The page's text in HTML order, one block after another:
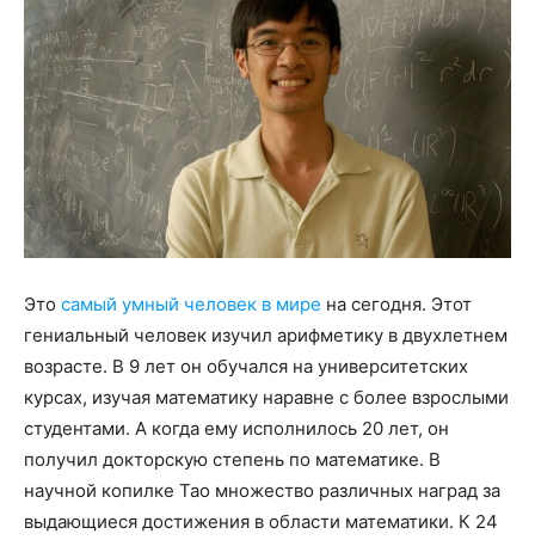
Это самый умный человек в мире на сегодня. Этот
гениальный человек изучил арифметику в двухлетнем
возрасте. В 9 лет он обучался на университетских
курсах, изучая математику наравне с более взрослыми
студентами. А когда ему исполнилось 20 лет, он
получил докторскую степень по математике. В
научной копилке Тао множество различных наград за
выдающиеся достижения в области математики. К 24